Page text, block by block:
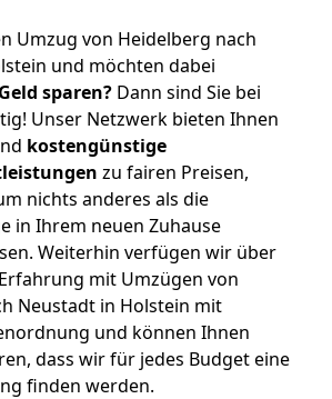
Umzug von Heidelberg nach
und möchten dabei
sparen? Dann sind Sie bei
Unser Netzwerk bieten Ihnen
kostengünstige
zu fairen Preisen,
nichts anderes als die
in Ihrem neuen Zuhause
Weiterhin verfügen wir über
mit Umzügen von
Neustadt in Holstein mit
und können Ihnen
dass wir für jedes Budget eine
finden werden.